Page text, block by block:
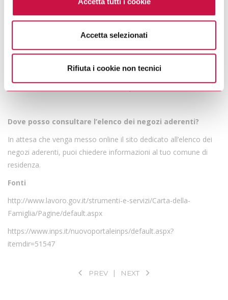
parte integrante della cookie policy e si intende ivi
richiamata.
Se vuole saperne di più consultil’informativa sulla
privacy.
Accetta selezionati
Rifiuta i cookie non tecnici
Servizi di trasporto;
Servizi ricreativi e culturali, musei, spettacoli e
Palestre e centri sportive;
impianti turistici e del tempo libero;
Servizi di ristorazione;
Dove posso consultare l’elenco dei negozi aderenti?
In attesa che venga messo online il sito dedicato all’elenco dei
negozi aderenti, puoi chiedere informazioni al tuo comune di
residenza.
Fonti
http://www.lavoro.gov.it/strumenti-e-servizi/Carta-della-
Famiglia/Pagine/default.aspx
https://www.inps.it/nuovoportaleinps/default.aspx?
itemdir=51547
PREV NEXT